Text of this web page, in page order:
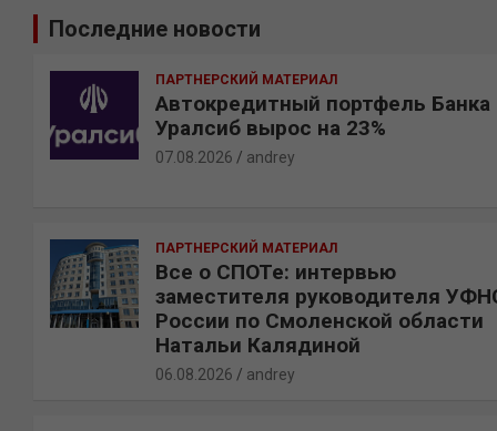
Последние новости
ПАРТНЕРСКИЙ МАТЕРИАЛ
Автокредитный портфель Банка
Уралсиб вырос на 23%
07.08.2026 andrey
ПАРТНЕРСКИЙ МАТЕРИАЛ
Все о СПОТе: интервью
заместителя руководителя
России по Смоленской области
Натальи Калядиной
06.08.2026 andrey